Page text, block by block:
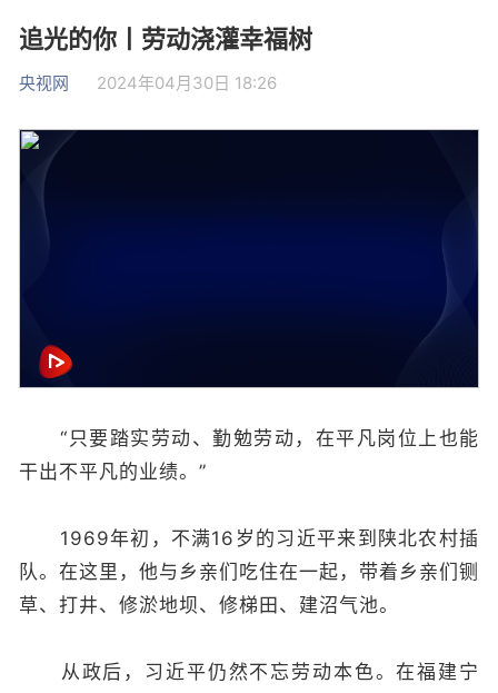
追光的你丨劳动浇灌幸福树
央视网 2024年04月30日 18:26
“只要踏实劳动、勤勉劳动，在平凡岗位上也能
干出不平凡的业绩。”
1969年初，不满16岁的习近平来到陕北农村插
队。在这里，他与乡亲们吃住在一起，带着乡亲们铡
草、打井、修淤地坝、修梯田、建沼气池。
从政后，习近平仍然不忘劳动本色。在福建宁